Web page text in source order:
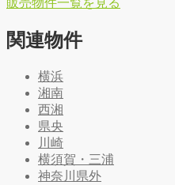
販売物件一覧を 見る
関連物件
横浜
湘南
西湘
県央
川崎
横須賀・三浦
神奈川県外